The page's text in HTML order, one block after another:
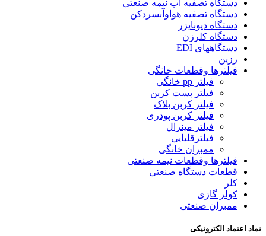
دستگاه تصفیه آب نیمه صنعتی
دستگاه تصفیه هواوآبسردکن
دستگاه دیونایزر
دستگاه کلرزن
دستگاههای EDI
رزین
فیلترها وقطعات خانگی
فیلتر pp خانگی
فیلتر پست کربن
فیلتر کربن بلاک
فیلتر کربن پودری
فیلتر مینرال
فیلترقلیایی
ممبران خانگی
فیلترها وقطعات نیمه صنعتی
قطعات دستگاه صنعتی
کلر
کولر گازی
ممبران صنعتی
نماد اعتماد الکترونیکی